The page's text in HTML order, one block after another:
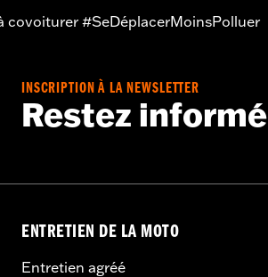
à 3 points
covoiturer #SeDéplacerMoinsPolluer
INSCRIPTION À LA NEWSLETTER
Restez informé
ENTRETIEN DE LA MOTO
Entretien agréé